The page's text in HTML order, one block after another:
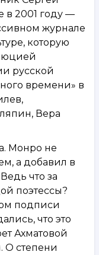
в 2001 году —
журнале
которую
русской
времени» в
Вера
Монро не
а добавил в
что за
поэтессы?
подписи
что это
Ахматовой
О степени